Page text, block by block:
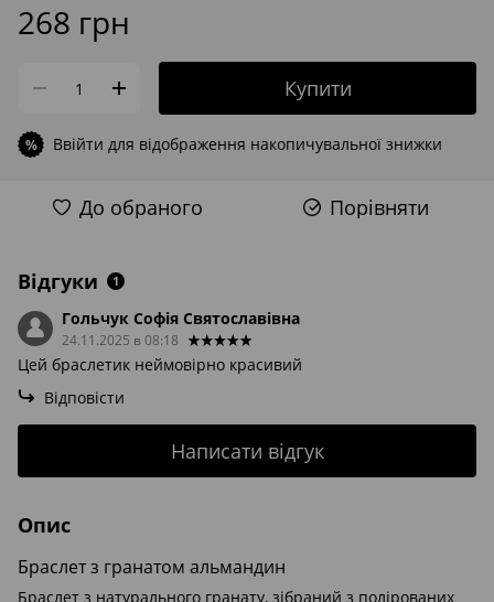
268 грн
Купити
% Ввійти для відображення накопичувальної знижки
До обраного Порівняти
Відгуки 1
Гольчук Софія Святославівна
24.11.2025 в 08:18
Цей браслетик неймовірно красивий
Відповісти
Написати відгук
Опис
Браслет з гранатом альмандин
Браслет з натурального гранату, зібраний з полірованих